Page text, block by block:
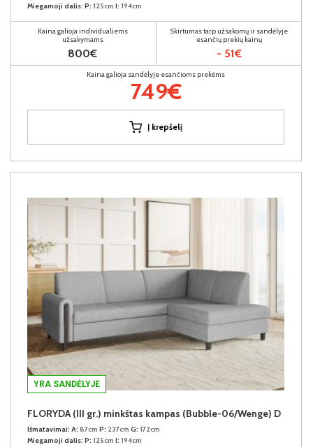
Miegamoji dalis: P: 125cm I: 194cm
Kaina galioja individualiems
užsakymams
800€
Skirtumas tarp užsakomų ir sandėlyje
esančių prekių kainų
- 51€
Kaina galioja sandėlyje esančioms prekėms
749€
Į krepšelį
YRA SANDĖLYJE
FLORYDA (III gr.) minkštas kampas (Bubble-06/Wenge) D
Išmatavimai: A: 87cm P: 237cm G: 172cm
Miegamoji dalis: P: 125cm I: 194cm